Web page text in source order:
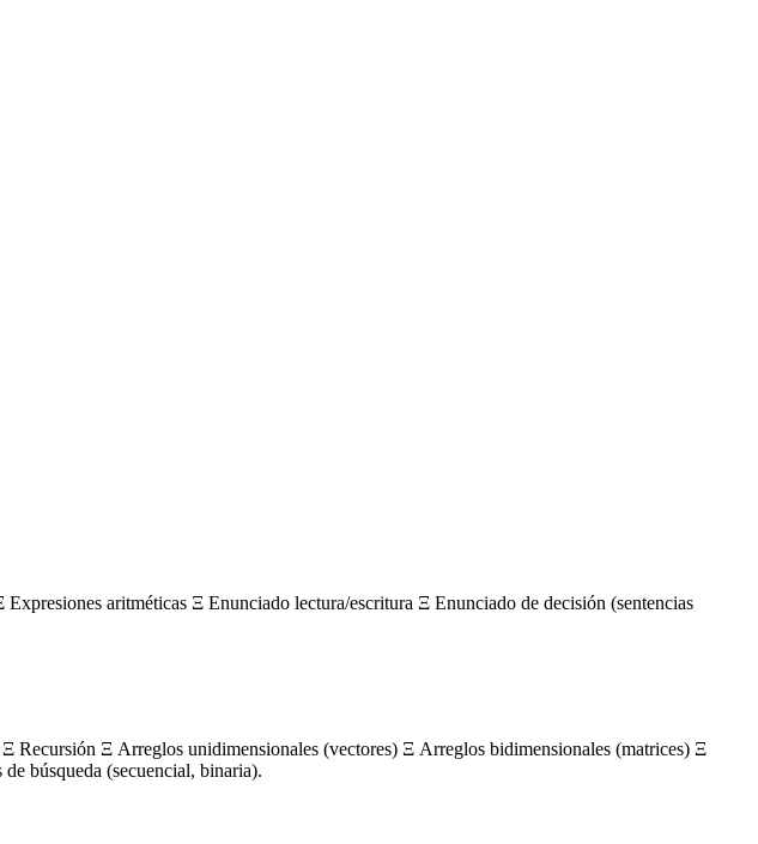
aritméticas Ξ Enunciado lectura/escritura Ξ Enunciado de decisión (sentencias
Recursión Ξ Arreglos unidimensionales (vectores) Ξ Arreglos bidimensionales (matrices) Ξ
búsqueda (secuencial, binaria).